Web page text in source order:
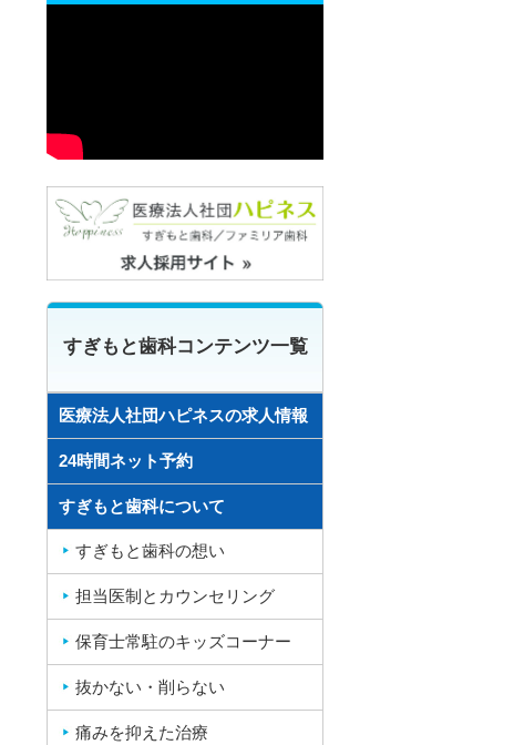
すぎもと歯科コンテンツ一覧
医療法人社団ハピネスの求人情報
24時間ネット予約
すぎもと歯科について
すぎもと歯科の想い
担当医制とカウンセリング
保育士常駐のキッズコーナー
抜かない・削らない
痛みを抑えた治療